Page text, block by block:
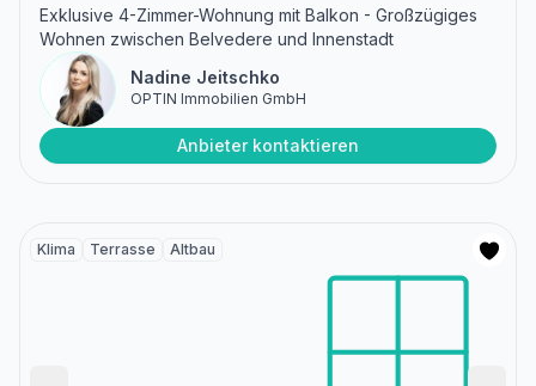
Exklusive 4-Zimmer-Wohnung mit Balkon - Großzügiges
Wohnen zwischen Belvedere und Innenstadt
Nadine Jeitschko
OPTIN Immobilien GmbH
Anbieter kontaktieren
Klima Terrasse Altbau